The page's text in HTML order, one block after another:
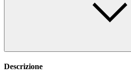
Descrizione